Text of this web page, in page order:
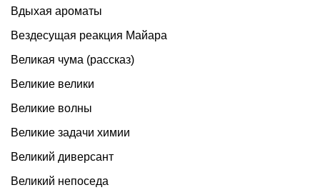
Вдыхая ароматы
Вездесущая реакция Майара
Великая чума (рассказ)
Великие велики
Великие волны
Великие задачи химии
Великий диверсант
Великий непоседа